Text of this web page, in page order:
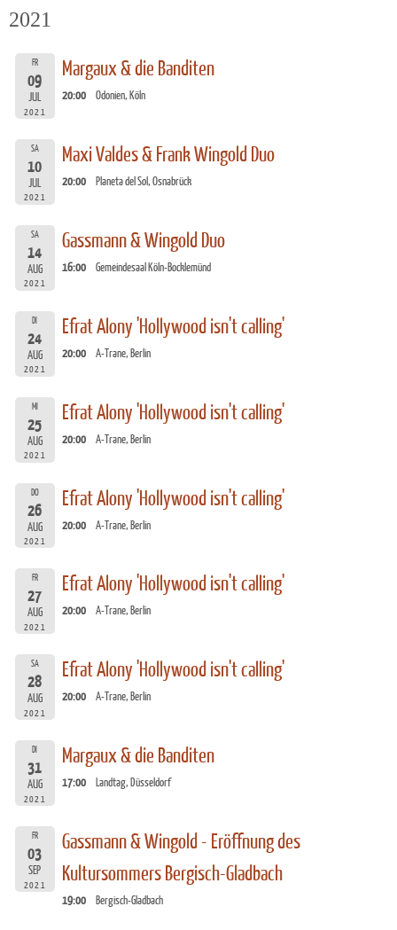
2021
FR
09
JUL
2021
Margaux & die Banditen
20:00 Odonien, Köln
SA
10
JUL
2021
Maxi Valdes & Frank Wingold Duo
20:00 Planeta del Sol, Osnabrück
SA
14
AUG
2021
Gassmann & Wingold Duo
16:00 Gemeindesaal Köln-Bocklemünd
DI
24
AUG
2021
Efrat Alony 'Hollywood isn't calling'
20:00 A-Trane, Berlin
MI
25
AUG
2021
Efrat Alony 'Hollywood isn't calling'
20:00 A-Trane, Berlin
DO
26
AUG
2021
Efrat Alony 'Hollywood isn't calling'
20:00 A-Trane, Berlin
FR
27
AUG
2021
Efrat Alony 'Hollywood isn't calling'
20:00 A-Trane, Berlin
SA
28
AUG
2021
Efrat Alony 'Hollywood isn't calling'
20:00 A-Trane, Berlin
DI
31
AUG
2021
Margaux & die Banditen
17:00 Landtag, Düsseldorf
FR
03
SEP
2021
Gassmann & Wingold - Eröffnung des
Kultursommers Bergisch-Gladbach
19:00 Bergisch-Gladbach